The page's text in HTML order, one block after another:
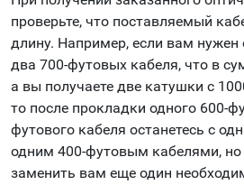
проверьте, что поставляемый
длину. Например, если вам
два 700-футовых кабеля, что в
а вы получаете две катушки с
то после прокладки одного 600-
футового кабеля останетесь с
одним 400-футовым кабелями, но
заменить вам еще один